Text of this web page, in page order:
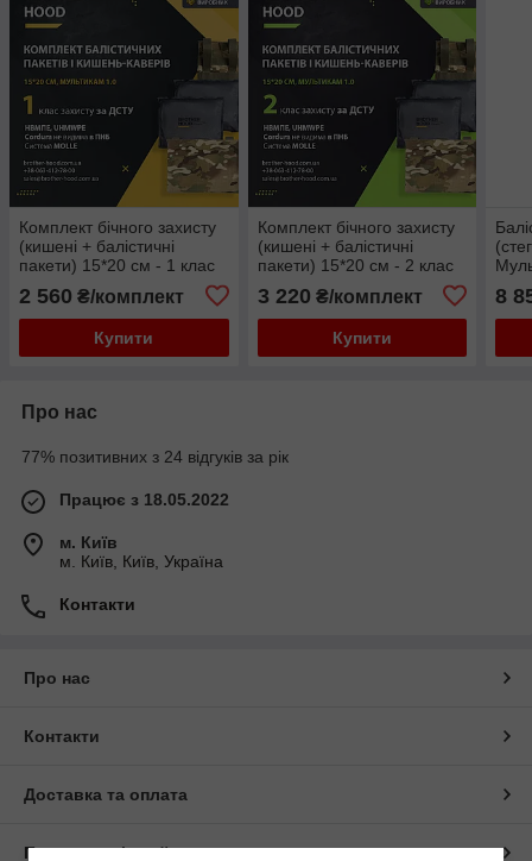
Комплект бічного захисту
(кишені + балістичні
пакети) 15*20 см - 1 клас
2 560 ₴/комплект
Купити
Комплект бічного захисту
(кишені + балістичні
пакети) 15*20 см - 2 клас
захисту - Мультикам 1.0
3 220 ₴/комплект
Купити
8
Про нас
77% позитивних з 24 відгуків за рік
Працює з 18.05.2022
м. Київ
м. Київ, Київ, Україна
Контакти
Про нас
Контакти
Доставка та оплата
Повна версія сайту